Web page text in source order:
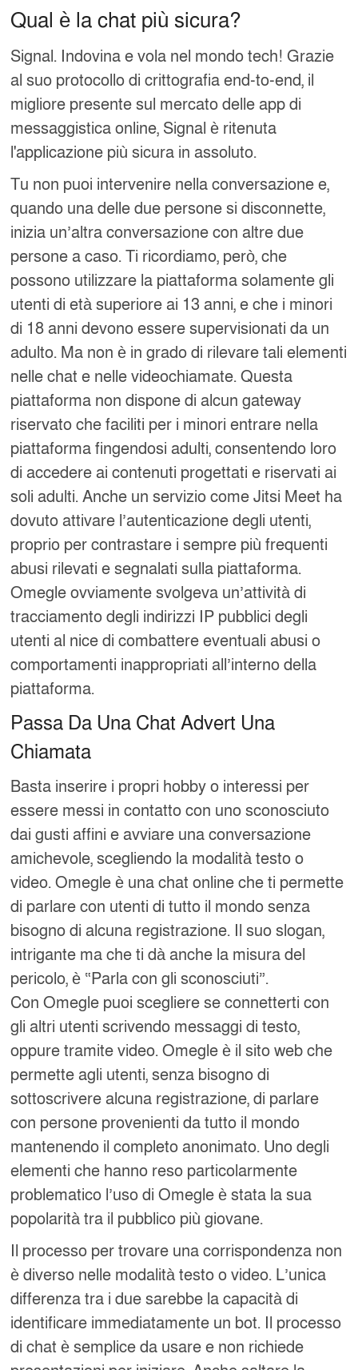
Qual è la chat più sicura?
Signal. Indovina e vola nel mondo tech! Grazie
al suo protocollo di crittografia end-to-end, il
migliore presente sul mercato delle app di
messaggistica online, Signal è ritenuta
l'applicazione più sicura in assoluto.
Tu non puoi intervenire nella conversazione e,
quando una delle due persone si disconnette,
inizia un’altra conversazione con altre due
persone a caso. Ti ricordiamo, però, che
possono utilizzare la piattaforma solamente gli
utenti di età superiore ai 13 anni, e che i minori
di 18 anni devono essere supervisionati da un
adulto. Ma non è in grado di rilevare tali elementi
nelle chat e nelle videochiamate. Questa
piattaforma non dispone di alcun gateway
riservato che faciliti per i minori entrare nella
piattaforma fingendosi adulti, consentendo loro
di accedere ai contenuti progettati e riservati ai
soli adulti. Anche un servizio come Jitsi Meet ha
dovuto attivare l’autenticazione degli utenti,
proprio per contrastare i sempre più frequenti
abusi rilevati e segnalati sulla piattaforma.
Omegle ovviamente svolgeva un’attività di
tracciamento degli indirizzi IP pubblici degli
utenti al nice di combattere eventuali abusi o
comportamenti inappropriati all’interno della
piattaforma.
Passa Da Una Chat Advert Una
Chiamata
Basta inserire i propri hobby o interessi per
essere messi in contatto con uno sconosciuto
dai gusti affini e avviare una conversazione
amichevole, scegliendo la modalità testo o
video. Omegle è una chat online che ti permette
di parlare con utenti di tutto il mondo senza
bisogno di alcuna registrazione. Il suo slogan,
intrigante ma che ti dà anche la misura del
pericolo, è “Parla con gli sconosciuti”.
Con Omegle puoi scegliere se connetterti con
gli altri utenti scrivendo messaggi di testo,
oppure tramite video. Omegle è il sito web che
permette agli utenti, senza bisogno di
sottoscrivere alcuna registrazione, di parlare
con persone provenienti da tutto il mondo
mantenendo il completo anonimato. Uno degli
elementi che hanno reso particolarmente
problematico l’uso di Omegle è stata la sua
popolarità tra il pubblico più giovane.
Il processo per trovare una corrispondenza non
è diverso nelle modalità testo o video. L’unica
differenza tra i due sarebbe la capacità di
identificare immediatamente un bot. Il processo
di chat è semplice da usare e non richiede